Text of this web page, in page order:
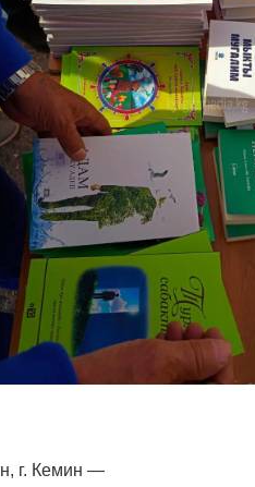
г. Кемин —